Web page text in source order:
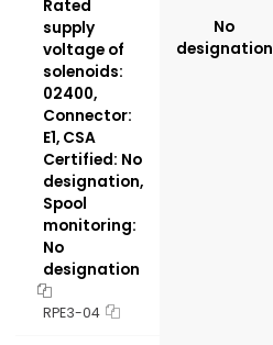
Rated
supply
voltage of
solenoids:
02400,
Connector:
E1, CSA
Certified: No
designation,
Spool
monitoring:
No
designation
RPE3-04
No
designation